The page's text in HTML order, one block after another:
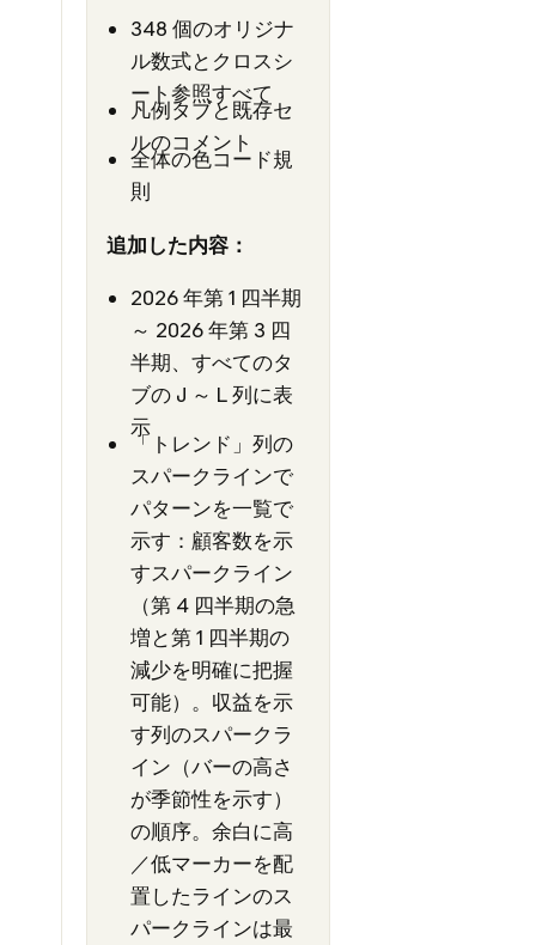
348 個のオリジナ
ル数式とクロスシ
ート参照すべて
凡例タブと既存セ
ルのコメント
全体の色コード規
則
追加した内容：
2026 年第 1 四半期
～ 2026 年第 3 四
半期、すべてのタ
ブの J ～ L 列に表
示
「トレンド」列の
スパークラインで
パターンを一覧で
示す：顧客数を示
すスパークライン
（第 4 四半期の急
増と第 1 四半期の
減少を明確に把握
可能）。収益を示
す列のスパークラ
イン（バーの高さ
が季節性を示す）
の順序。余白に高
／低マーカーを配
置したラインのス
パークラインは最